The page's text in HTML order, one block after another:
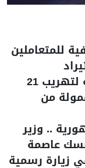
للمتعاملين
إسبانيا: الإطاحة بشبكة لتهريب 21
من
.. وزير
عاصمة
زيارة رسمية